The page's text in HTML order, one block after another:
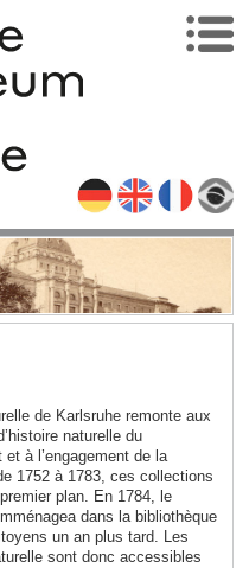
de Karlsruhe remonte aux
naturelle du
à l’engagement de la
1752 à 1783, ces collections
plan. En 1784, le
dans la bibliothèque
un an plus tard. Les
sont donc accessibles